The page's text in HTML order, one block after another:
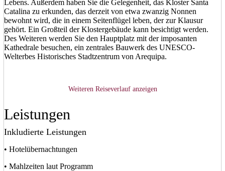
Lebens. Außerdem haben Sie die Gelegenheit, das Kloster Santa
Catalina zu erkunden, das derzeit von etwa zwanzig Nonnen
bewohnt wird, die in einem Seitenflügel leben, der zur Klausur
gehört. Ein Großteil der Klostergebäude kann besichtigt werden.
Des Weiteren werden Sie den Hauptplatz mit der imposanten
Kathedrale besuchen, ein zentrales Bauwerk des UNESCO-
Welterbes Historisches Stadtzentrum von Arequipa.
Weiteren Reiseverlauf anzeigen
Leistungen
Inkludierte Leistungen
• Hotelübernachtungen
• Mahlzeiten laut Programm